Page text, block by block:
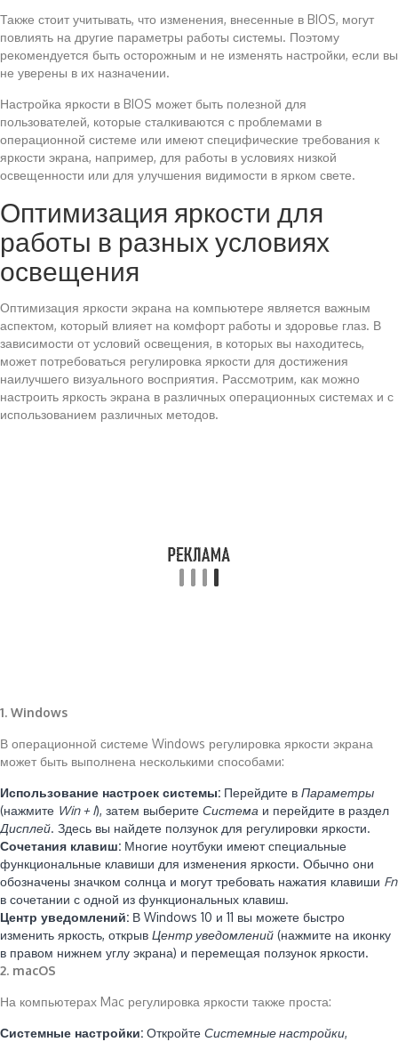
Также стоит учитывать, что изменения, внесенные в BIOS, могут
повлиять на другие параметры работы системы. Поэтому
рекомендуется быть осторожным и не изменять настройки, если вы
не уверены в их назначении.
Настройка яркости в BIOS может быть полезной для
пользователей, которые сталкиваются с проблемами в
операционной системе или имеют специфические требования к
яркости экрана, например, для работы в условиях низкой
освещенности или для улучшения видимости в ярком свете.
Оптимизация яркости для
работы в разных условиях
освещения
Оптимизация яркости экрана на компьютере является важным
аспектом, который влияет на комфорт работы и здоровье глаз. В
зависимости от условий освещения, в которых вы находитесь,
может потребоваться регулировка яркости для достижения
наилучшего визуального восприятия. Рассмотрим, как можно
настроить яркость экрана в различных операционных системах и с
использованием различных методов.
1. Windows
В операционной системе Windows регулировка яркости экрана
может быть выполнена несколькими способами:
Использование настроек системы: Перейдите в Параметры
(нажмите Win + I), затем выберите Система и перейдите в раздел
Дисплей. Здесь вы найдете ползунок для регулировки яркости.
Сочетания клавиш: Многие ноутбуки имеют специальные
функциональные клавиши для изменения яркости. Обычно они
обозначены значком солнца и могут требовать нажатия клавиши Fn
в сочетании с одной из функциональных клавиш.
Центр уведомлений: В Windows 10 и 11 вы можете быстро
изменить яркость, открыв Центр уведомлений (нажмите на иконку
в правом нижнем углу экрана) и перемещая ползунок яркости.
2. macOS
На компьютерах Mac регулировка яркости также проста:
Системные настройки: Откройте Системные настройки,